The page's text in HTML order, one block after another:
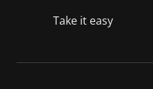
Take it easy